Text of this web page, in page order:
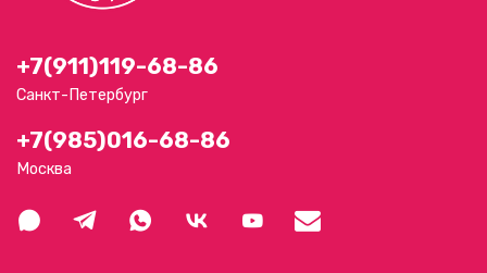
+7(911)119-68-86
Санкт-Петербург
+7(985)016-68-86
Москва